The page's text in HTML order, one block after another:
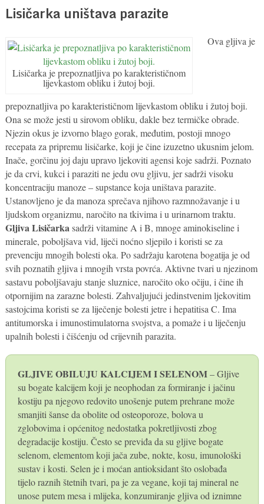
Lisičarka uništava parazite
Lisičarka je prepoznatljiva po karakterističnom
lijevkastom obliku i žutoj boji.
Ova gljiva je
prepoznatljiva po karakterističnom lijevkastom obliku i žutoj boji.
Ona se može jesti u sirovom obliku, dakle bez termičke obrade.
Njezin okus je izvorno blago gorak, međutim, postoji mnogo
recepata za pripremu lisičarke, koji je čine izuzetno ukusnim jelom.
Inače, gorčinu joj daju upravo ljekoviti agensi koje sadrži. Poznato
je da crvi, kukci i paraziti ne jedu ovu gljivu, jer sadrži visoku
koncentraciju manoze – supstance koja uništava parazite.
Ustanovljeno je da manoza sprečava njihovo razmnožavanje i u
ljudskom organizmu, naročito na tkivima i u urinarnom traktu.
Gljiva Lisičarkasadrži vitamine A i B, mnoge aminokiseline i
minerale, poboljšava vid, liječi noćno sljepilo i koristi se za
prevenciju mnogih bolesti oka. Po sadržaju karotena bogatija je od
svih poznatih gljiva i mnogih vrsta povrća. Aktivne tvari u njezinom
sastavu poboljšavaju stanje sluznice, naročito oko očiju, i čine ih
otpornijim na zarazne bolesti. Zahvaljujući jedinstvenim ljekovitim
sastojcima koristi se za liječenje bolesti jetre i hepatitisa C. Ima
antitumorska i imunostimulatorna svojstva, a pomaže i u liječenju
upalnih bolesti i čišćenju od crijevnih parazita.
GLJIVE OBILUJU KALCIJEM I SELENOM– Gljive
su bogate kalcijem koji je neophodan za formiranje i jačinu
kostiju pa njegovo redovito unošenje putem prehrane može
smanjiti šanse da obolite od osteoporoze, bolova u
zglobovima i općenitog nedostatka pokretljivosti zbog
degradacije kostiju. Često se previđa da su gljive bogate
selenom, elementom koji jača zube, nokte, kosu, imunološki
sustav i kosti. Selen je i moćan antioksidant što oslobađa
tijelo raznih štetnih tvari, pa je za vegane, koji taj mineral ne
unose putem mesa i mlijeka, konzumiranje gljiva od iznimne